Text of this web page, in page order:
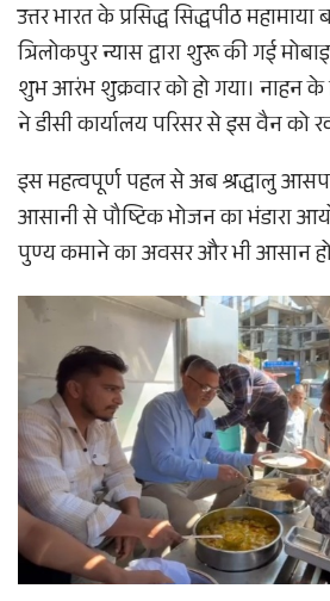
उत्तर भारत के प्रसिद्ध सिद्धपीठ महामाया
त्रिलोकपुर न्यास द्वारा शुरू की गई
शुभ आरंभ शुक्रवार को हो गया। नाहन
ने डीसी कार्यालय परिसर से इस वैन को
इस महत्वपूर्ण पहल से अब श्रद्धालु
आसानी से पौष्टिक भोजन का भंडारा
पुण्य कमाने का अवसर और भी आसान हो